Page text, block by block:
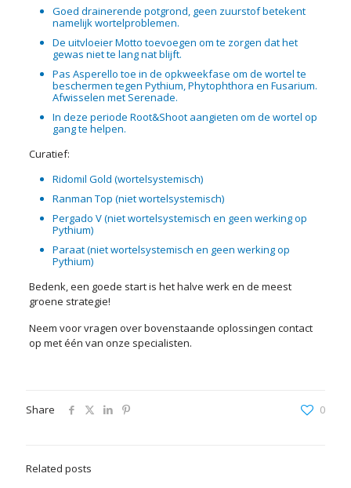
Goed drainerende potgrond, geen zuurstof betekent
namelijk wortelproblemen.
De uitvloeier Motto toevoegen om te zorgen dat het
gewas niet te lang nat blijft.
Pas Asperello toe in de opkweekfase om de wortel te
beschermen tegen Pythium, Phytophthora en Fusarium.
Afwisselen met Serenade.
In deze periode Root&Shoot aangieten om de wortel op
gang te helpen.
Curatief:
Ridomil Gold (wortelsystemisch)
Ranman Top (niet wortelsystemisch)
Pergado V (niet wortelsystemisch en geen werking op
Pythium)
Paraat (niet wortelsystemisch en geen werking op
Pythium)
Bedenk, een goede start is het halve werk en de meest
groene strategie!
Neem voor vragen over bovenstaande oplossingen contact
op met één van onze specialisten.
Share 0
Related posts